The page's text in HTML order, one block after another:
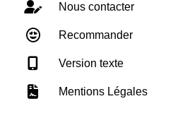
Nous contacter
Recommander
Version texte
Mentions Légales